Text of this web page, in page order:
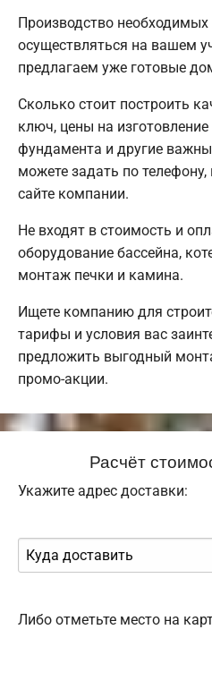
Производство необходимых
осуществляться на вашем
предлагаем уже готовые
Сколько стоит построить
ключ, цены на изготовление
фундамента и другие
можете задать по
сайте компании.
Не входят в стоимость и
оборудование бассейна,
монтаж печки и камина.
Ищете компанию для
тарифы и условия вас
предложить выгодный
промо-акции.
Расчёт
Укажите адрес доставки:
Либо отметьте место на